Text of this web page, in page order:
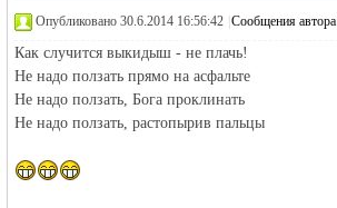
Опубликовано 30.6.2014 16:56:42 Сообщения автора
Как случится выкидыш - не плачь!
Не надо ползать прямо на асфальте
Не надо ползать, Бога проклинать
Не надо ползать, растопырив пальцы